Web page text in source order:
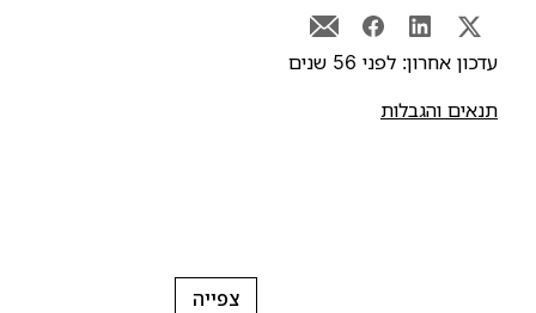
אחרון: לפני 56 שנים
והגבלות
צפייה